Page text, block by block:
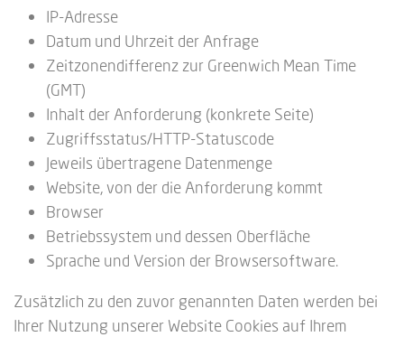
IP-Adresse
Datum und Uhrzeit der Anfrage
Zeitzonendifferenz zur Greenwich Mean Time
(GMT)
Inhalt der Anforderung (konkrete Seite)
Zugriffsstatus/HTTP-Statuscode
Jeweils übertragene Datenmenge
Website, von der die Anforderung kommt
Browser
Betriebssystem und dessen Oberfläche
Sprache und Version der Browsersoftware.
Zusätzlich zu den zuvor genannten Daten werden bei
Ihrer Nutzung unserer Website Cookies auf Ihrem